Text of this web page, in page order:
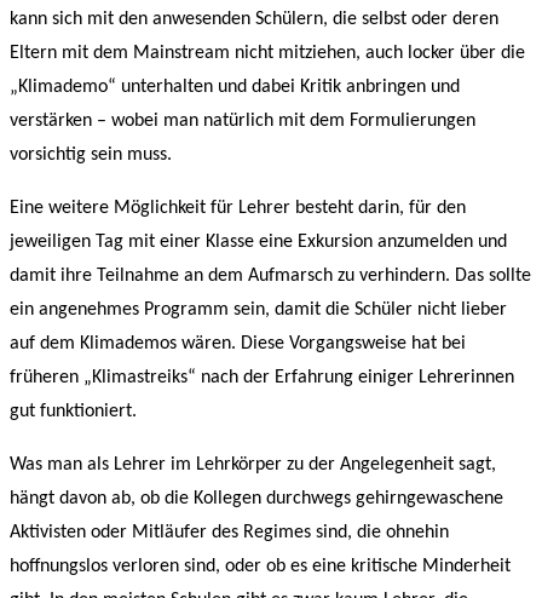
kann sich mit den anwesenden Schülern, die selbst oder deren
Eltern mit dem Mainstream nicht mitziehen, auch locker über die
„Klimademo“ unterhalten und dabei Kritik anbringen und
verstärken – wobei man natürlich mit dem Formulierungen
vorsichtig sein muss.
Eine weitere Möglichkeit für Lehrer besteht darin, für den
jeweiligen Tag mit einer Klasse eine Exkursion anzumelden und
damit ihre Teilnahme an dem Aufmarsch zu verhindern. Das sollte
ein angenehmes Programm sein, damit die Schüler nicht lieber
auf dem Klimademos wären. Diese Vorgangsweise hat bei
früheren „Klimastreiks“ nach der Erfahrung einiger Lehrerinnen
gut funktioniert.
Was man als Lehrer im Lehrkörper zu der Angelegenheit sagt,
hängt davon ab, ob die Kollegen durchwegs gehirngewaschene
Aktivisten oder Mitläufer des Regimes sind, die ohnehin
hoffnungslos verloren sind, oder ob es eine kritische Minderheit